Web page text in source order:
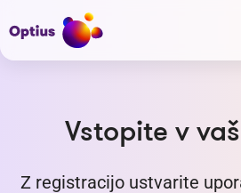
Vstopite v
Z registracijo ustvarite